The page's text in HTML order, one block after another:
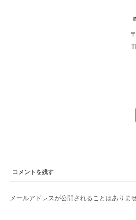
コメントを残す
メールアドレスが公開されることはありませ